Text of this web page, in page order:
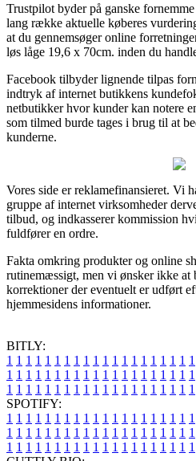
Trustpilot byder på ganske
lang række aktuelle køberes
at du gennemsøger online
løs låge 19,6 x 70cm. inden du
Facebook tilbyder lignende tilpas
indtryk af internet butikkens
netbutikker hvor kunder kan notere
som tilmed burde tages i brug til at
kunderne.
Vores side er reklamefinansieret. Vi
gruppe af internet virksomheder
tilbud, og indkasserer kommission
fuldfører en ordre.
Fakta omkring produkter og online
rutinemæssigt, men vi ønsker ikke
korrektioner der eventuelt er udført
hjemmesidens informationer.
BITLY:
1 1 1 1 1 1 1 1 1 1 1 1 1 1 1 1 1 1 1 1
1 1 1 1 1 1 1 1 1 1 1 1 1 1 1 1 1 1 1 1
1 1 1 1 1 1 1 1 1 1 1 1 1 1 1 1 1 1 1 1
SPOTIFY:
1 1 1 1 1 1 1 1 1 1 1 1 1 1 1 1 1 1 1 1
1 1 1 1 1 1 1 1 1 1 1 1 1 1 1 1 1 1 1 1
1 1 1 1 1 1 1 1 1 1 1 1 1 1 1 1 1 1 1 1